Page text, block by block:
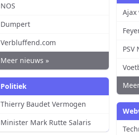
NOS
Dumpert
Verbluffend.com
Meer nieuws »
Politiek
Thierry Baudet Vermogen
Minister Mark Rutte Salaris
Ajax